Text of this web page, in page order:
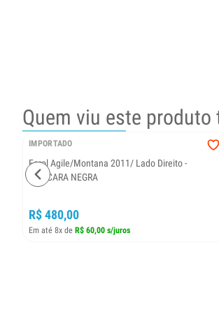
Quem viu este
IMPORTADO
Farol Agile/Montana 2011/ Lado Direito -
MASCARA NEGRA
R$ 480,00
Em até 8x de R$ 60,00 s/juros